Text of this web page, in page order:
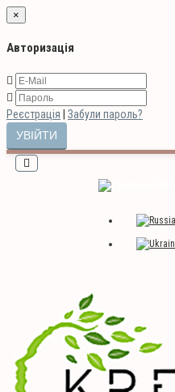
×
Авторизація
Реєстрація Забули пароль?